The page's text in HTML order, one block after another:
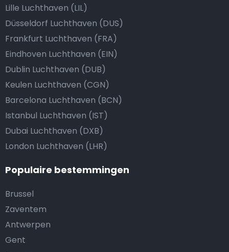
Lille Luchthaven (LIL)
Düsseldorf Luchthaven (DUS)
Frankfurt Luchthaven (FRA)
Eindhoven Luchthaven (EIN)
Dublin Luchthaven (DUB)
Keulen Luchthaven (CGN)
Barcelona Luchthaven (BCN)
Istanbul Luchthaven (IST)
Dubai Luchthaven (DXB)
London Luchthaven (LHR)
Populaire bestemmingen
Brussel
Zaventem
Antwerpen
Gent